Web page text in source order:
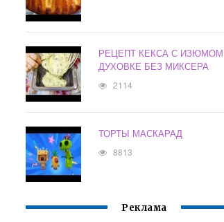
РЕЦЕПТ КЕКСА С
ДУХОВКЕ БЕЗ МИКСЕРА
2114
ТОРТЫ МАСКАРАД
8813
Реклама